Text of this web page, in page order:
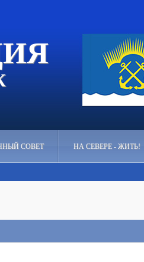
СОВЕТ НА СЕВЕРЕ - ЖИТЬ!